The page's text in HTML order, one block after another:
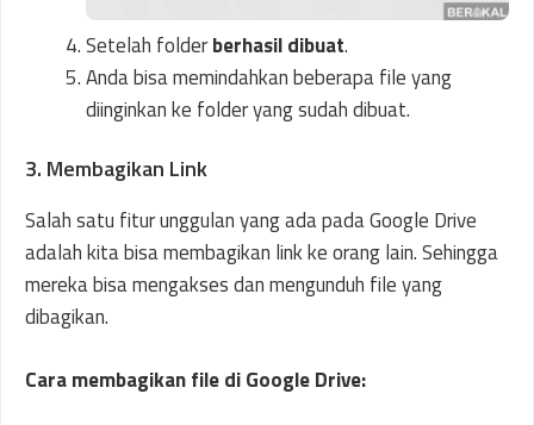
Setelah folderberhasil dibuat.
Anda bisa memindahkan beberapa file yang
diinginkan ke folder yang sudah dibuat.
3. Membagikan Link
Salah satu fitur unggulan yang ada pada Google Drive
adalah kita bisa membagikan link ke orang lain. Sehingga
mereka bisa mengakses dan mengunduh file yang
dibagikan.
Cara membagikan file di Google Drive: